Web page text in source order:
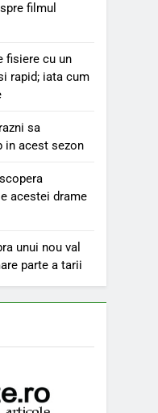
filmul
fisiere cu un
rapid; iata cum
sa
in acest sezon
acestei drame
unui nou val
parte a tarii